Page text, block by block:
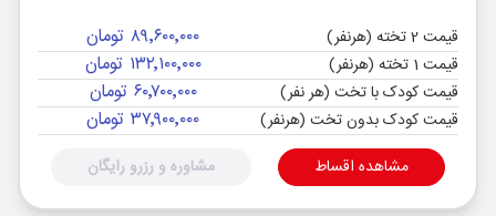
قیمت 2 تخته (هرنفر) ۸۹٬۶۰۰٬۰۰۰ تومان
قیمت 1 تخته (هرنفر) ۱۳۲٬۱۰۰٬۰۰۰ تومان
قیمت کودک با تخت (هر نفر) ۶۰٬۷۰۰٬۰۰۰ تومان
قیمت کودک بدون تخت (هرنفر) ۳۷٬۹۰۰٬۰۰۰ تومان
مشاهده اقساط مشاوره و رزرو رایگان